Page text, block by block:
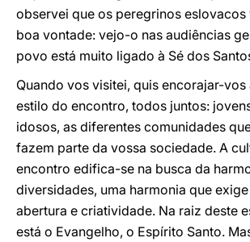
observei que os peregrinos eslovacos
boa vontade: vejo-o nas audiências
povo está muito ligado à Sé dos
Quando vos visitei, quis encorajar-vos
estilo do encontro, todos juntos:
idosos, as diferentes comunidades
fazem parte da vossa sociedade. A
encontro edifica-se na busca da
diversidades, uma harmonia que
abertura e criatividade. Na raiz deste
está o Evangelho, o Espírito Santo.